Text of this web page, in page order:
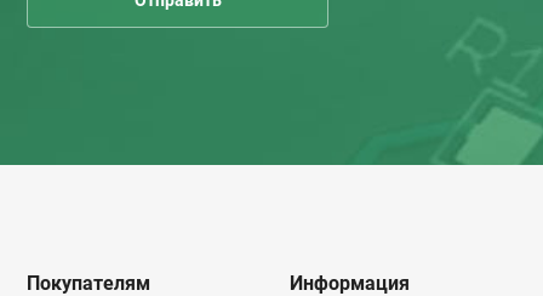
Покупателям Информация